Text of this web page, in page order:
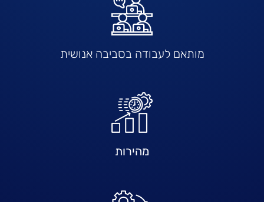
מותאם לעבודה בסביבה אנושית
מהירות